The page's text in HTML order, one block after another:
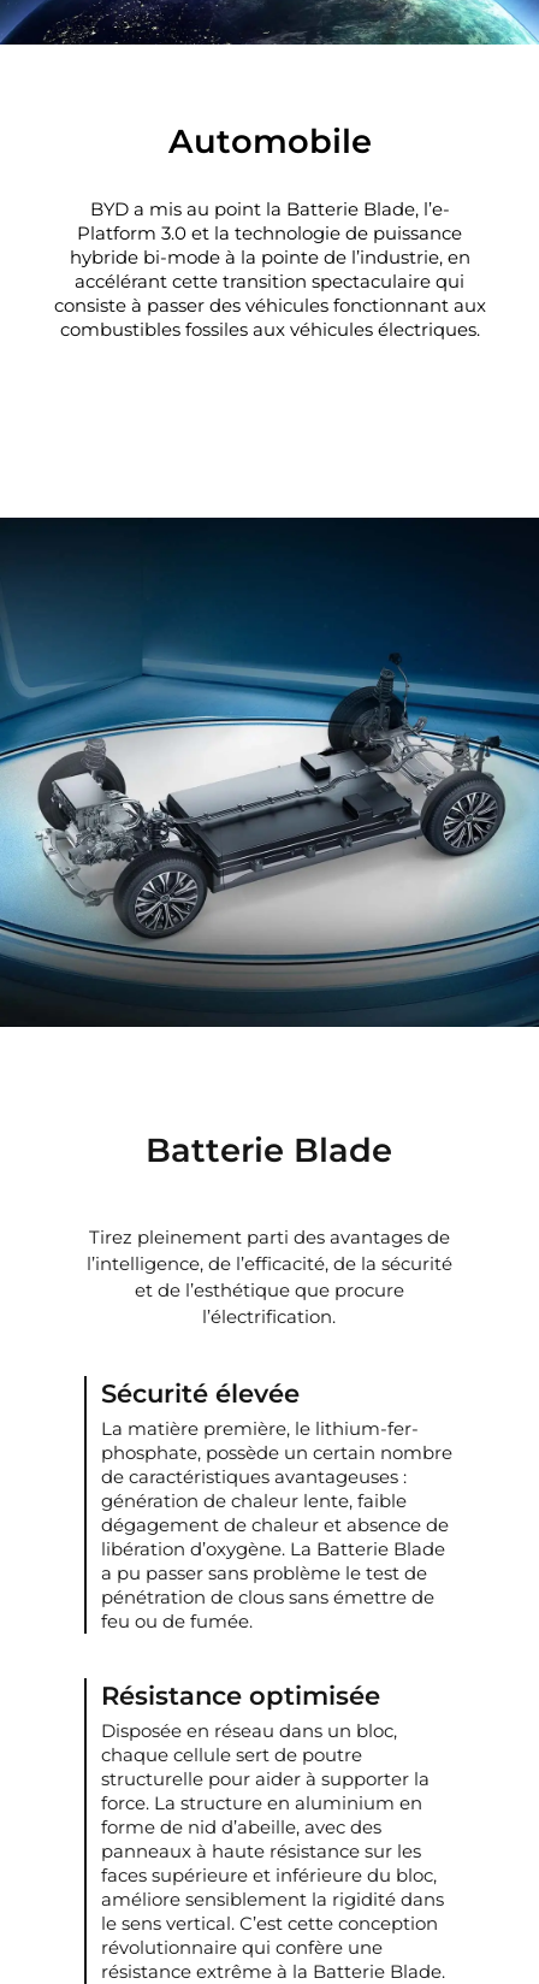
Automobile
BYD a mis au point la Batterie Blade, l’e-
Platform 3.0 et la technologie de puissance
hybride bi-mode à la pointe de l’industrie, en
accélérant cette transition spectaculaire qui
consiste à passer des véhicules fonctionnant aux
combustibles fossiles aux véhicules électriques.
Batterie Blade
Tirez pleinement parti des avantages de
l’intelligence, de l’efficacité, de la sécurité
et de l’esthétique que procure
l’électrification.
Sécurité élevée
La matière première, le lithium-fer-
phosphate, possède un certain nombre
de caractéristiques avantageuses :
génération de chaleur lente, faible
dégagement de chaleur et absence de
libération d’oxygène. La Batterie Blade
a pu passer sans problème le test de
pénétration de clous sans émettre de
feu ou de fumée.
Résistance optimisée
Disposée en réseau dans un bloc,
chaque cellule sert de poutre
structurelle pour aider à supporter la
force. La structure en aluminium en
forme de nid d’abeille, avec des
panneaux à haute résistance sur les
faces supérieure et inférieure du bloc,
améliore sensiblement la rigidité dans
le sens vertical. C’est cette conception
révolutionnaire qui confère une
résistance extrême à la Batterie Blade.